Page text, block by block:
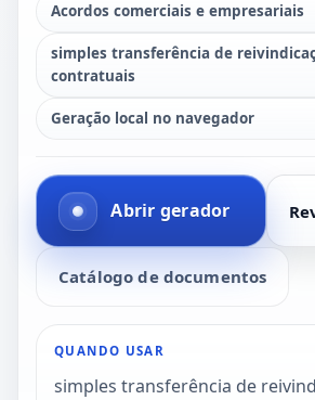
Acordos comerciais e empresariais
simples transferência de
contratuais
Geração local no navegador
Abrir gerador
Catálogo de documentos
QUANDO USAR
simples transferência de